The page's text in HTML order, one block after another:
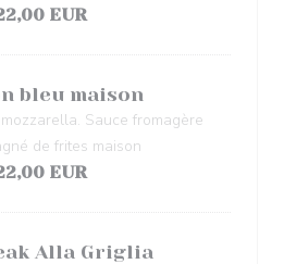
EUR
bleu maison
Sauce fromagère
de frites maison
EUR
Alla Griglia